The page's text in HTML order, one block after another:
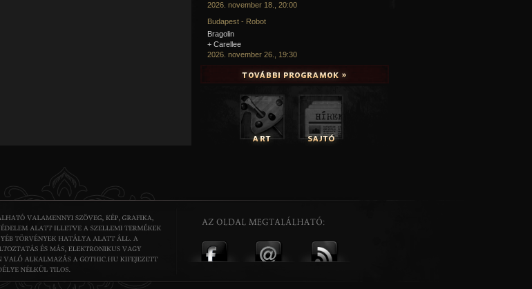
2026. november 18., 20:00
Budapest - Robot
Bragolin
+ Carellee
2026. november 26., 19:30